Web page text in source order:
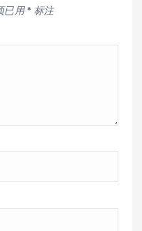
已用* 标注